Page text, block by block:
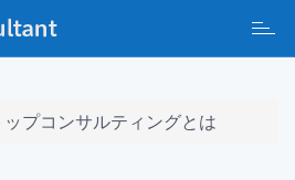
ップコンサルティングとは